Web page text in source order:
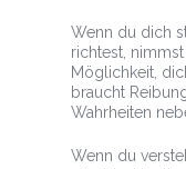
Wenn du dich
richtest,
Möglichkeit,
braucht
Wahrheiten
Wenn du